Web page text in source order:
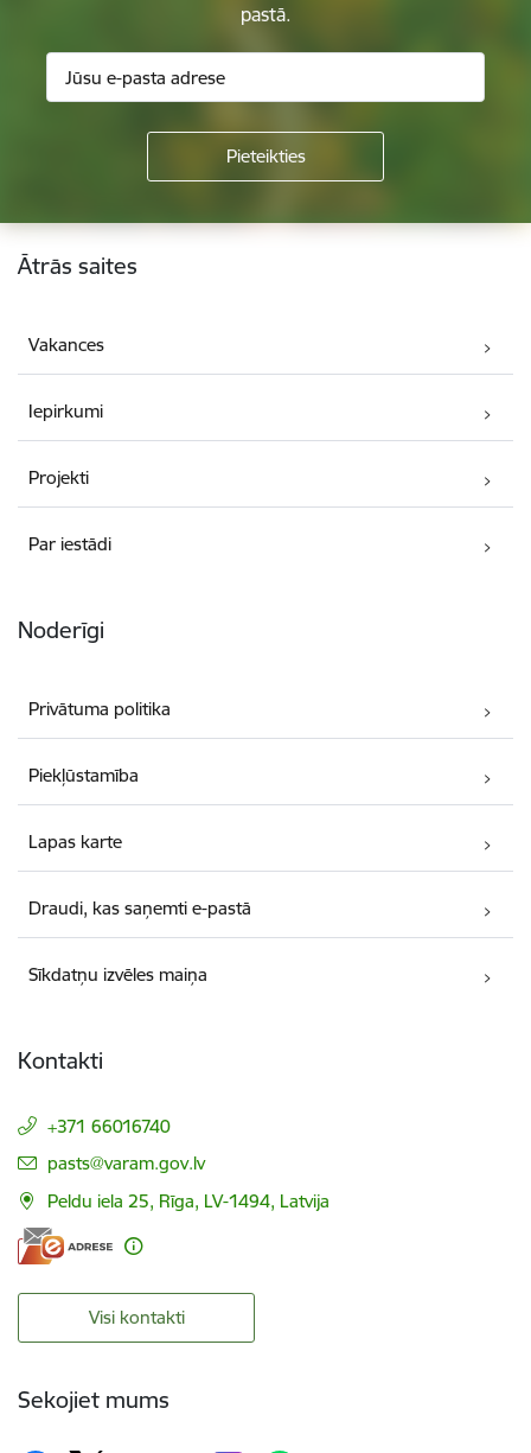
pastā.
Kājene
Ātrās saites
Vakances
Iepirkumi
Projekti
Par iestādi
Noderīgi
Privātuma politika
Piekļūstamība
Lapas karte
Draudi, kas saņemti e-pastā
Sīkdatņu izvēles maiņa
Kontakti
+371 66016740
E-pasts:
pasts@varam.gov.lv
Peldu iela 25, Rīga, LV-1494, Latvija
Visi kontakti
Sekojiet mums